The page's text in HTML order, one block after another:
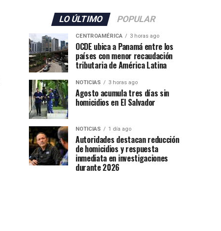
LO ÚLTIMO POPULAR
CENTROAMÉRICA 3 horas ago
OCDE ubica a Panamá entre los
países con menor recaudación
tributaria de América Latina
NOTICIAS 3 horas ago
Agosto acumula tres días sin
homicidios en El Salvador
NOTICIAS 1 día ago
Autoridades destacan reducción
de homicidios y respuesta
inmediata en investigaciones
durante 2026